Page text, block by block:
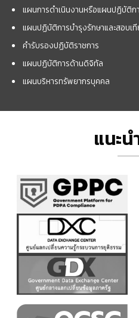
แผนการดำเนินงานหรือแผนปฏิบัติก
แผนปฏิบัติการบำรุงรักษาและสอบเ
คำรับรองปฏิบัติราชการ
แผนปฏิบัติการด้านดิจิทัล
แผนบริหารทรัพยากรบุคคล
แนะ